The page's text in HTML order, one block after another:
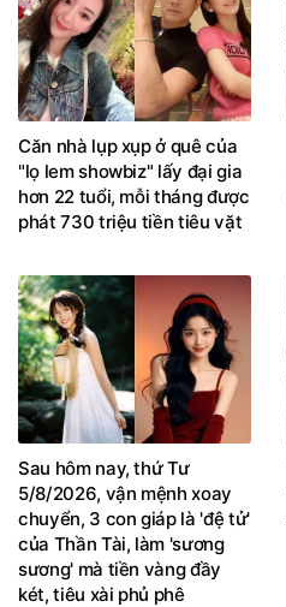
Căn nhà lụp xụp ở quê của
"lọ lem showbiz" lấy đại gia
hơn 22 tuổi, mỗi tháng được
phát 730 triệu tiền tiêu vặt
Sau hôm nay, thứ Tư
5/8/2026, vận mệnh xoay
chuyển, 3 con giáp là 'đệ tử'
của Thần Tài, làm 'sương
sương' mà tiền vàng đầy
két, tiêu xài phủ phê